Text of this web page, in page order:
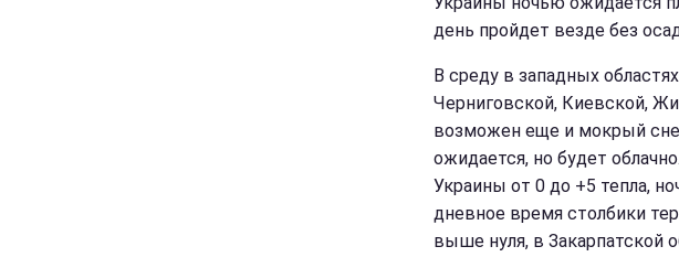
день пройдет везде без
В среду в западных
Черниговской, Киевской,
возможен еще и мокрый
ожидается, но будет
Украины от 0 до +5 тепла,
дневное время столбики
выше нуля, в Закарпатской